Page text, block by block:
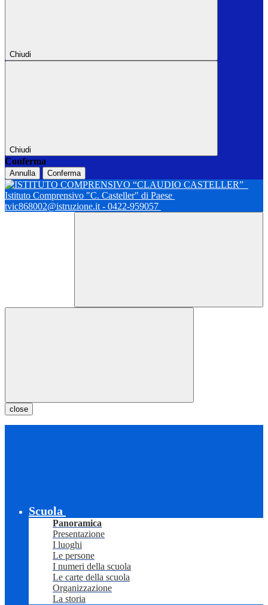
Chiudi
Chiudi
Conferma
Annulla Conferma
Istituto Comprensivo "C. Casteller" di Paese
tvic868002@istruzione.it - 0422-959057
close
Scuola
Panoramica
Presentazione
I luoghi
Le persone
I numeri della scuola
Le carte della scuola
Organizzazione
La storia